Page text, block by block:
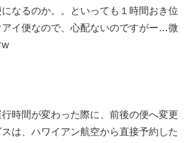
なるのか。。といっても１時間おき位
イ便なので、心配ないのですがー…微
w
時間が変わった際に、前後の便へ変更
は、ハワイアン航空から直接予約した